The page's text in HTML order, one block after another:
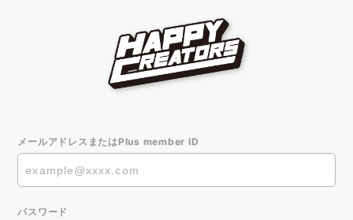
メールアドレスまたはPlus member ID
パスワード